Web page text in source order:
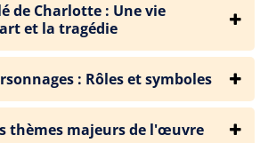
de Charlotte : Une vie
et la tragédie
: Rôles et symboles
thèmes majeurs de l'œuvre